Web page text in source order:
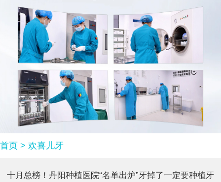
首页 > 欢喜儿牙
十月总榜！丹阳种植医院“名单出炉”牙掉了一定要种植牙